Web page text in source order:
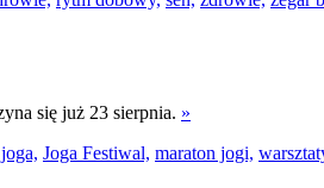
się już 23 sierpnia. »
joga, Joga Festiwal, maraton jogi,